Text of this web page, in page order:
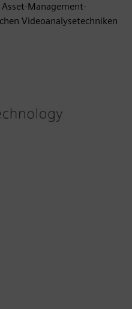
Management-
Videoanalysetechniken